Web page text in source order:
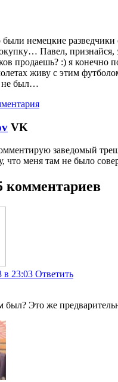
были немецкие
Павел, признайся,
продаешь? :) я конечно
живу с этим
не был…
VK
заведомый
что меня там не было
комментариев
в 23:03 Ответить
был? Это же